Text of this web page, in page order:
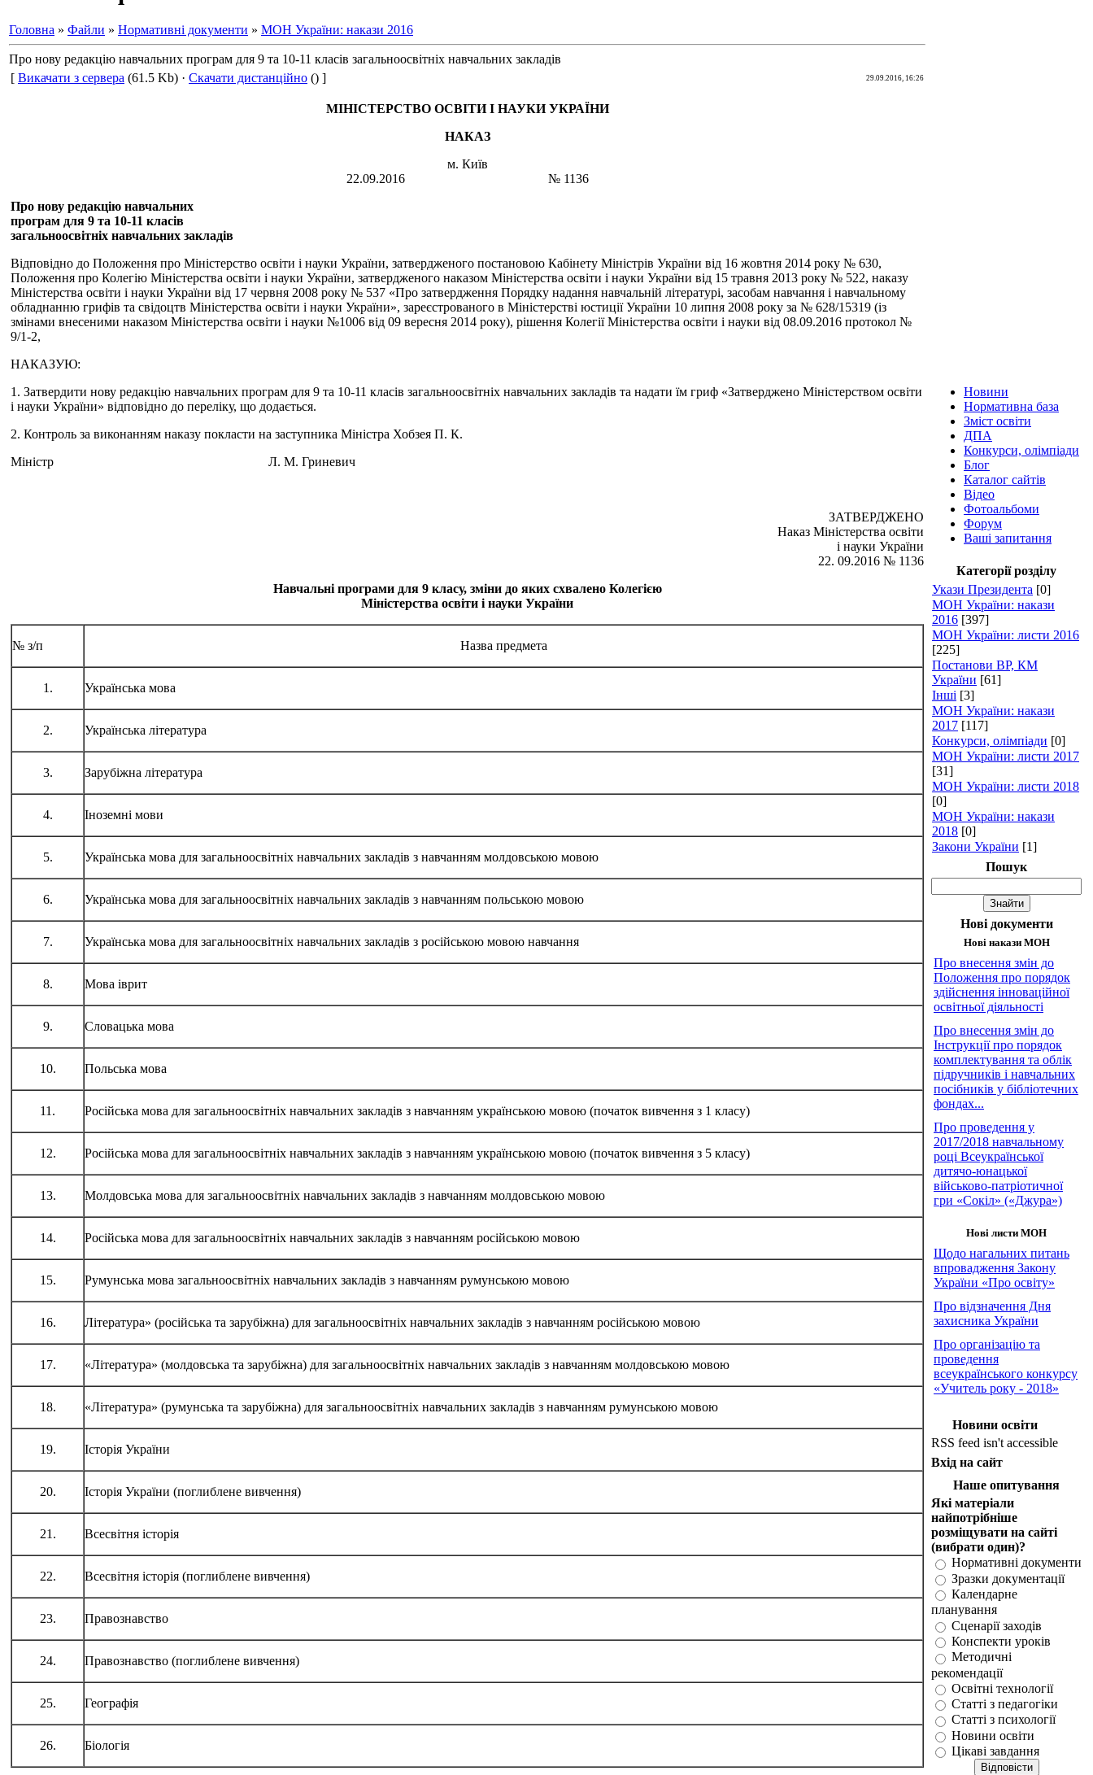
Головна » Файли » Нормативні документи » МОН України: накази 2016
Про нову редакцію навчальних програм для 9 та 10-11 класів загальноосвітніх навчальних закладів
[ Викачати з сервера (61.5 Kb) · Скачати дистанційно () ] 29.09.2016, 16:26
МІНІСТЕРСТВО ОСВІТИ І НАУКИ УКРАЇНИ
НАКАЗ
м. Київ
22.09.2016 № 1136
Про нову редакцію навчальних
програм для 9 та 10-11 класів
загальноосвітніх навчальних закладів
Відповідно до Положення про Міністерство освіти і науки України, затвердженого постановою Кабінету Міністрів України від 16 жовтня 2014 року № 630,
Положення про Колегію Міністерства освіти і науки України, затвердженого наказом Міністерства освіти і науки України від 15 травня 2013 року № 522, наказу
Міністерства освіти і науки України від 17 червня 2008 року № 537 «Про затвердження Порядку надання навчальній літературі, засобам навчання і навчальному
обладнанню грифів та свідоцтв Міністерства освіти і науки України», зареєстрованого в Міністерстві юстиції України 10 липня 2008 року за № 628/15319 (із
змінами внесеними наказом Міністерства освіти і науки №1006 від 09 вересня 2014 року), рішення Колегії Міністерства освіти і науки від 08.09.2016 протокол №
9/1-2,
НАКАЗУЮ:
1. Затвердити нову редакцію навчальних програм для 9 та 10-11 класів загальноосвітніх навчальних закладів та надати їм гриф «Затверджено Міністерством освіти
і науки України» відповідно до переліку, що додається.
2. Контроль за виконанням наказу покласти на заступника Міністра Хобзея П. К.
Міністр Л. М. Гриневич
ЗАТВЕРДЖЕНО
Наказ Міністерства освіти
і науки України
22. 09.2016 № 1136
Навчальні програми для 9 класу, зміни до яких схвалено Колегією
Міністерства освіти і науки України
№ з/п Назва предмета
1. Українська мова
2. Українська література
3. Зарубіжна література
4. Іноземні мови
5. Українська мова для загальноосвітніх навчальних закладів з навчанням молдовською мовою
6. Українська мова для загальноосвітніх навчальних закладів з навчанням польською мовою
7. Українська мова для загальноосвітніх навчальних закладів з російською мовою навчання
8. Мова іврит
9. Словацька мова
10. Польська мова
11. Російська мова для загальноосвітніх навчальних закладів з навчанням українською мовою (початок вивчення з 1 класу)
12. Російська мова для загальноосвітніх навчальних закладів з навчанням українською мовою (початок вивчення з 5 класу)
13. Молдовська мова для загальноосвітніх навчальних закладів з навчанням молдовською мовою
14. Російська мова для загальноосвітніх навчальних закладів з навчанням російською мовою
15. Румунська мова загальноосвітніх навчальних закладів з навчанням румунською мовою
16. Література» (російська та зарубіжна) для загальноосвітніх навчальних закладів з навчанням російською мовою
17. «Література» (молдовська та зарубіжна) для загальноосвітніх навчальних закладів з навчанням молдовською мовою
18. «Література» (румунська та зарубіжна) для загальноосвітніх навчальних закладів з навчанням румунською мовою
19. Історія України
20. Історія України (поглиблене вивчення)
21. Всесвітня історія
22. Всесвітня історія (поглиблене вивчення)
23. Правознавство
24. Правознавство (поглиблене вивчення)
25. Географія
26. Біологія
Новини
Нормативна база
Зміст освіти
ДПА
Конкурси, олімпіади
Блог
Каталог сайтів
Відео
Фотоальбоми
Форум
Ваші запитання
Категорії розділу
Укази Президента [0]
МОН України: накази
2016 [397]
МОН України: листи 2016
[225]
Постанови ВР, КМ
України [61]
Інші [3]
МОН України: накази
2017 [117]
Конкурси, олімпіади [0]
МОН України: листи 2017
[31]
МОН України: листи 2018
[0]
МОН України: накази
2018 [0]
Закони України [1]
Пошук
Нові документи
Нові накази МОН
Про внесення змін до
Положення про порядок
здійснення інноваційної
освітньої діяльності
Про внесення змін до
Інструкції про порядок
комплектування та облік
підручників і навчальних
посібників у бібліотечних
фондах...
Про проведення у
2017/2018 навчальному
році Всеукраїнської
дитячо-юнацької
військово-патріотичної
гри «Сокіл» («Джура»)
Нові листи МОН
Щодо нагальних питань
впровадження Закону
України «Про освіту»
Про відзначення Дня
захисника України
Про організацію та
проведення
всеукраїнського конкурсу
«Учитель року - 2018»
Новини освіти
RSS feed isn't accessible
Вхід на сайт
Наше опитування
Які матеріали
найпотрібніше
розміщувати на сайті
(вибрати один)?
Нормативні документи
Зразки документації
Календарне
планування
Сценарії заходів
Конспекти уроків
Методичні
рекомендації
Освітні технології
Статті з педагогіки
Статті з психології
Новини освіти
Цікаві завдання